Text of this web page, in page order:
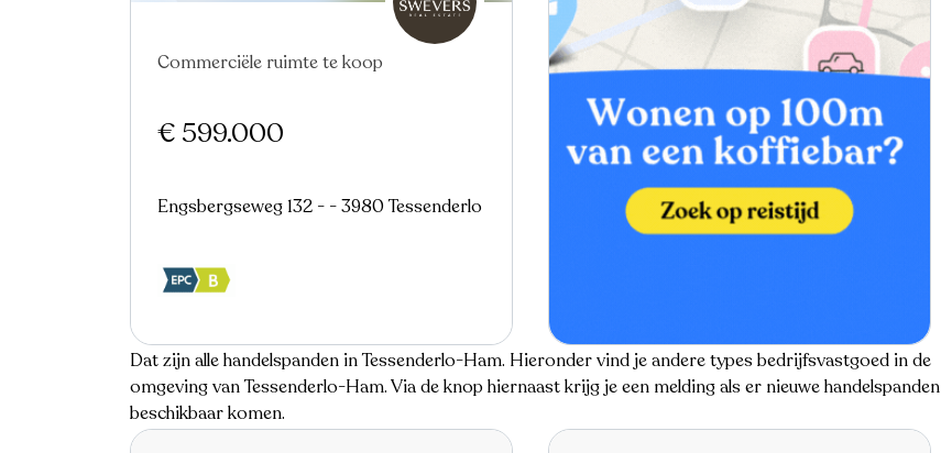
Commerciële ruimte te koop
€ 599.000
Engsbergseweg 132 - - 3980 Tessenderlo
Dat zijn alle handelspanden in Tessenderlo-Ham. Hieronder vind je andere types bedrijfsvastgoed in de
omgeving van Tessenderlo-Ham. Via de knop hiernaast krijg je een melding als er nieuwe handelspanden
beschikbaar komen.